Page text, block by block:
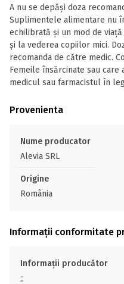
A nu se depăși doza
Suplimentele alimentare nu
echilibrată și un mod de
și la vederea copiilor mici.
recomanda de către medic.
Femeile însărcinate sau
medicul sau farmacistul în
Provenienta
Nume producator
Alevia SRL
Origine
România
Informații conformitate
Informații producător
;;